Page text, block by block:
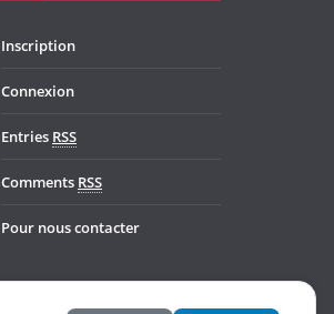
Inscription
Connexion
Entries RSS
Comments RSS
Pour nous contacter